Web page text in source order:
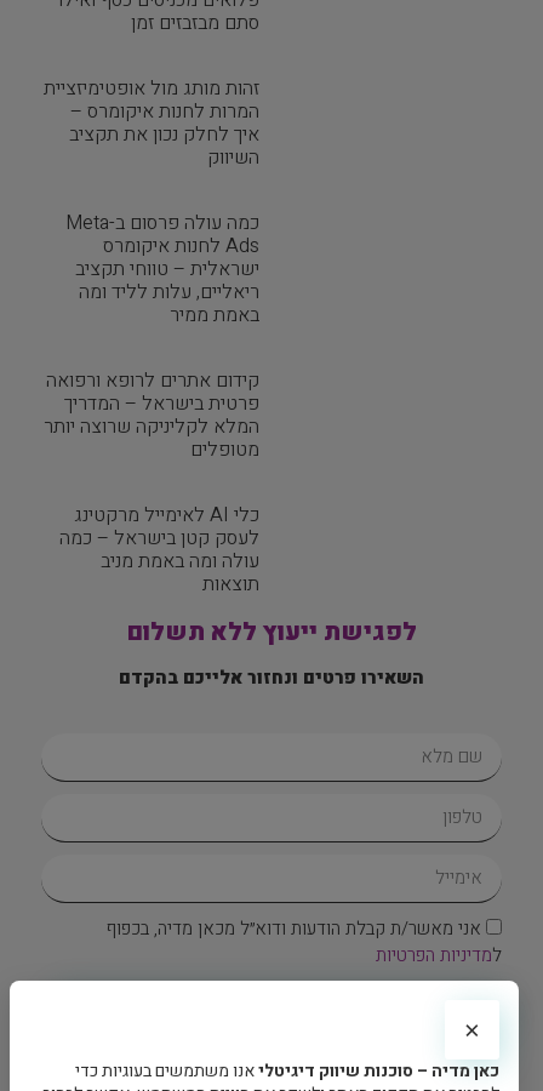
סתם מבזבזים זמן
זהות מותג מול אופטימיזציית
המרות לחנות איקומרס –
איך לחלק נכון את תקציב
השיווק
כמה עולה פרסום ב-Meta
Ads לחנות איקומרס
ישראלית – טווחי תקציב
ריאליים, עלות לליד ומה
באמת ממיר
קידום אתרים לרופא ורפואה
פרטית בישראל – המדריך
המלא לקליניקה שרוצה יותר
מטופלים
כלי AI לאימייל מרקטינג
לעסק קטן בישראל – כמה
עולה ומה באמת מניב
תוצאות
לפגישת ייעוץ ללא תשלום
השאירו פרטים ונחזור אלייכם בהקדם
אני מאשר/ת קבלת הודעות ודוא״ל מכאן מדיה, בכפוף
למדיניות הפרטיות
צרו איתנו קשר
×
כאן מדיה – סוכנות שיווק דיגיטליאנו משתמשים בעוגיות כדי